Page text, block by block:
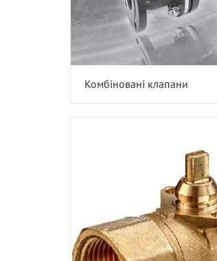
Комбіновані клапани